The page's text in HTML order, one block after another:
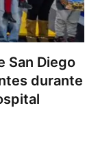
San Diego
durante